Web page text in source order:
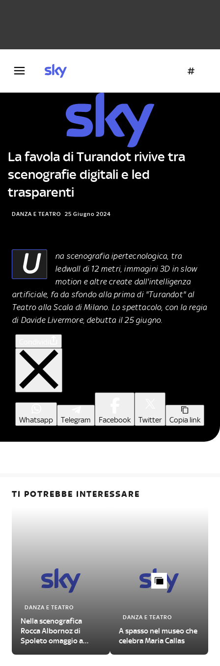
La favola di Turandot rivive tra
scenografie digitali e led
trasparenti
DANZA E TEATRO 25 Giugno 2024
U
na scenografia ipertecnologica, tra
ledwall di 12 metri, immagini 3D in slow
motion e altre create dall'intelligenza
artificiale, fa da sfondo alla prima di "Turandot" al
Teatro alla Scala di Milano. Lo spettacolo, con la regia
di Davide Livermore, debutta il 25 giugno.
Whatsapp Telegram Facebook Twitter Copia link
TI POTREBBE INTERESSARE
DANZA E TEATRO
Nella scenografica
Rocca Albornoz di
Spoleto omaggio a
DANZA E TEATRO
A spasso nel museo che
celebra Maria Callas